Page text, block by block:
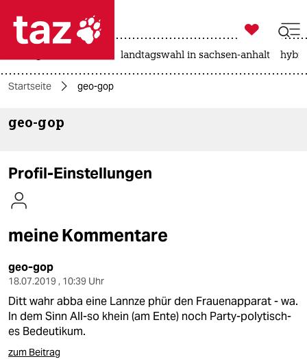
 taz zahl ich
themen
kultur
sport
berlin
nord

taz zahl ich
landtagswahl in sachsen-anhalt
Startseite geo-gop
geo-gop
Profil-Einstellungen
meine Kommentare
geo-gop
18.07.2019 , 10:39 Uhr
Ditt wahr abba eine Lannze phür den Frauenapparat - wa.
In dem Sinn All-so khein (am Ente) noch Party-polytisch-
es Bedeutikum.
zum Beitrag